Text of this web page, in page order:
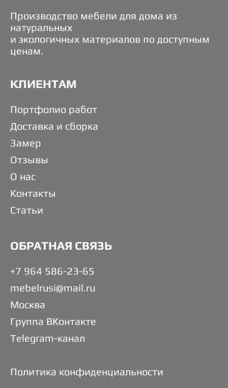
Производство мебели для дома из
натуральных
и экологичных материалов по доступным
ценам.
КЛИЕНТАМ
Портфолио работ
Доставка и сборка
Замер
Отзывы
О нас
Контакты
Статьи
ОБРАТНАЯ СВЯЗЬ
+7 964 586-23-65
mebelrusi@mail.ru
Москва
Группа ВКонтакте
Telegram-канал
Политика конфиденциальности